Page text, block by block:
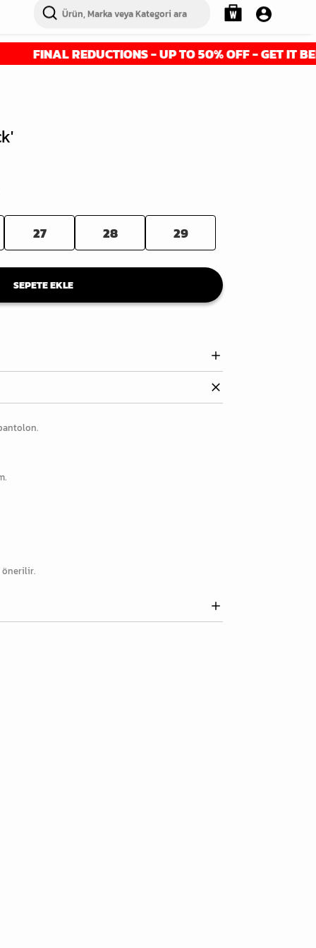
REDUCTIONS - UP TO 50% OFF - GET IT BEFORE
27 28 29
SEPETE EKLE
önerilir.